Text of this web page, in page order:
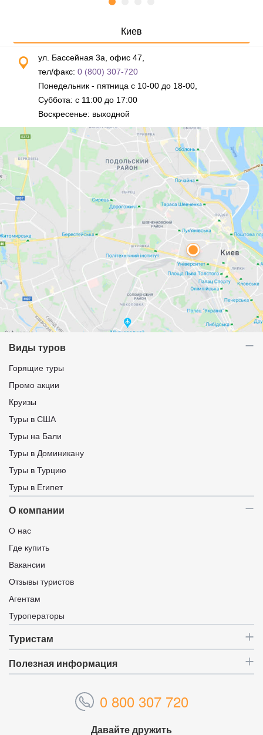
Киев
ул. Бассейная 3а, офис 47,
тел/факс: 0 (800) 307-720
Понедельник - пятница с 10-00 до 18-00,
Суббота: с 11:00 до 17:00
Воскресенье: выходной
Виды туров
Горящие туры
Промо акции
Круизы
Туры в США
Туры на Бали
Туры в Доминикану
Туры в Турцию
Туры в Египет
О компании
О нас
Где купить
Вакансии
Отзывы туристов
Агентам
Туроператоры
Туристам
Полезная информация
0 800 307 720
Давайте дружить